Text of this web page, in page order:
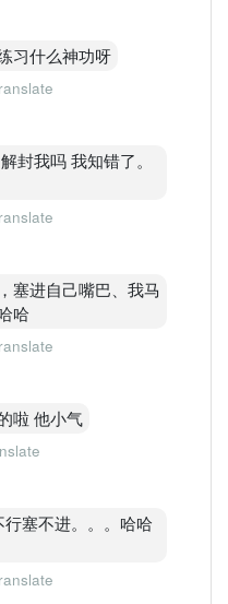
习什么神功呀
封我吗 我知错了。
塞进自己嘴巴、我马
哈
啦 他小气
塞不进。。。哈哈